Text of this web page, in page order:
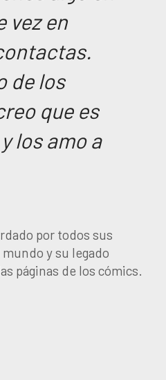
vez en
de los
que es
los amo a
por todos sus
y su legado
páginas de los cómics.